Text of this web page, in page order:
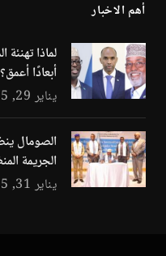
أهم الاخبار
لماذا
أبعادًا أعمق؟
يناير 29, 2025
الصومال
الجريمة
يناير 31, 2025